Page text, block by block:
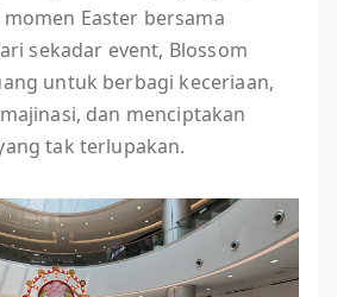
Easter bersama
sekadar event, Blossom
untuk berbagi keceriaan,
dan menciptakan
tak terlupakan.